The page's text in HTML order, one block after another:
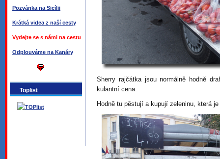
Pozvánka na Sicílii
Krátká videa z naší cesty
Vydejte se s námi na cestu
Odplouváme na Kanáry
Toplist
Sherry rajčátka jsou normálně hodně
kulantní cena.
Hodně tu pěstují a kupují zeleninu, která